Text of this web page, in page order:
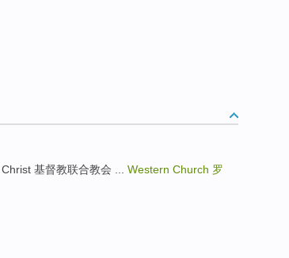
基督教联合教会 ... Western Church 罗